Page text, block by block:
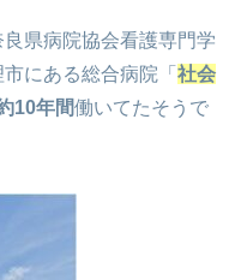
県病院協会看護専門学
にある総合病院「 社会
10年間働いてたそうで